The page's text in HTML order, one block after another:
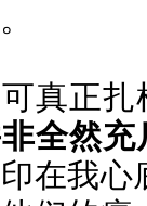
可真正扎
全然
在我心